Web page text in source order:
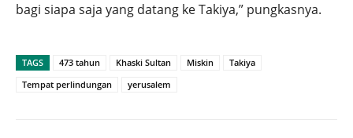
bagi siapa saja yang datang ke Takiya,” pungkasnya.
TAGS 473 tahun Khaski Sultan Miskin
Takiya
Tempat perlindungan
yerusalem